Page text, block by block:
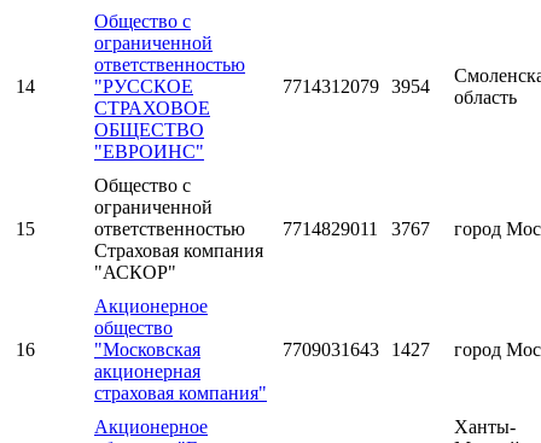
14
Общество с
ограниченной
ответственностью
"РУССКОЕ
СТРАХОВОЕ
ОБЩЕСТВО
"ЕВРОИНС"
7714312079 3954
область
15
Общество с
ограниченной
ответственностью
Страховая компания
"АСКОР"
7714829011 3767 город
16
Акционерное
общество
"Московская
акционерная
страховая компания"
7709031643 1427 город
Акционерное
Ханты-